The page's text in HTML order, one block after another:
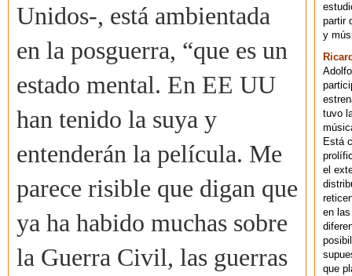
Unidos-, está ambientada
en la posguerra, “que es un
estado mental. En EE UU
han tenido la suya y
entenderán la película. Me
parece risible que digan que
ya ha habido muchas sobre
la Guerra Civil, las guerras
partir
y
tuvo
Está
el
en
que